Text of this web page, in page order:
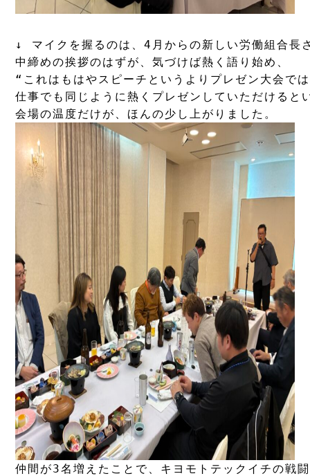
↓ マイクを握るのは、4月からの新しい労働組合長
中締めの挨拶のはずが、気づけば熱く語り始め、
“これはもはやスピーチというよりプレゼン大会で
仕事でも同じように熱くプレゼンしていただけ
仲間が3名増えたことで、キヨモトテックイチの戦